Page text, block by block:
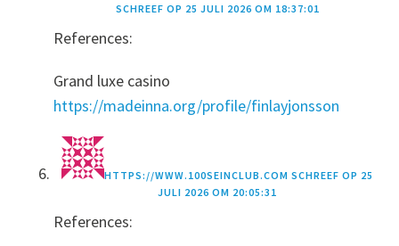
SCHREEF OP 25 JULI 2026 OM 18:37:01
References:
Grand luxe casino
https://madeinna.org/profile/finlayjonsson
HTTPS://WWW.100SEINCLUB.COM SCHREEF OP 25
JULI 2026 OM 20:05:31
References: